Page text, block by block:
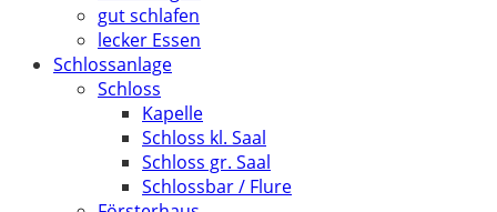
gut schlafen
lecker Essen
Schlossanlage
Schloss
Kapelle
Schloss kl. Saal
Schloss gr. Saal
Schlossbar / Flure